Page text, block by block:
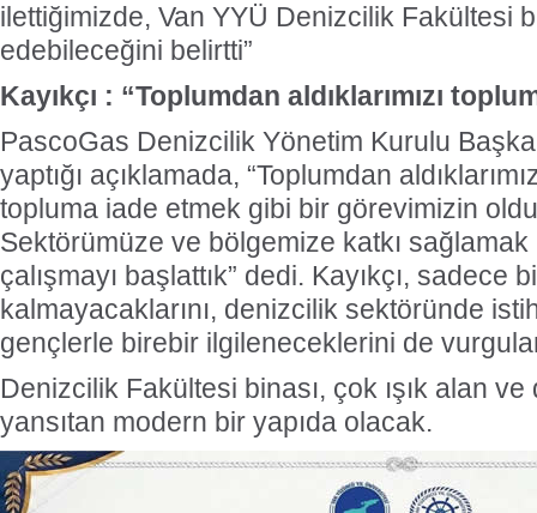
ilettiğimizde, Van YYÜ Denizcilik Fakültesi
edebileceğini belirtti”
Kayıkçı : “Toplumdan aldıklarımızı
PascoGas Denizcilik Yönetim Kurulu
yaptığı açıklamada, “Toplumdan
topluma iade etmek gibi bir görevimizin
Sektörümüze ve bölgemize katkı sağlamak
çalışmayı başlattık” dedi. Kayıkçı, sadece
kalmayacaklarını, denizcilik sektöründe
gençlerle birebir ilgileneceklerini de
Denizcilik Fakültesi binası, çok ışık alan ve
yansıtan modern bir yapıda olacak.